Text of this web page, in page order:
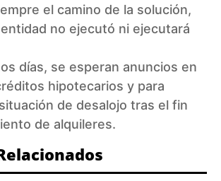
el camino de la solución,
no ejecutó ni ejecutará
días, se esperan anuncios en
hipotecarios y para
de desalojo tras el fin
de alquileres.